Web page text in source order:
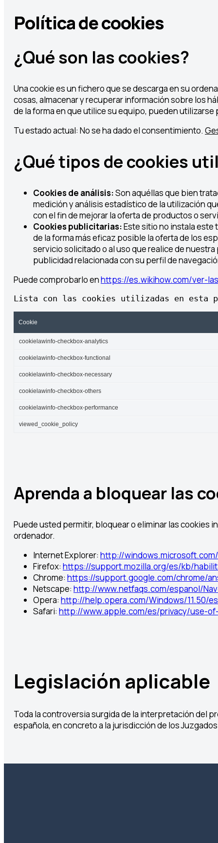
Política de cookies
¿Qué son las cookies?
Una cookie es un fichero que se descarga en su
cosas, almacenar y recuperar información sobre los
de la forma en que utilice su equipo, pueden utilizarse
Tu estado actual: No se ha dado el consentimiento.
¿Qué tipos de cookies
Cookies de análisis:Son aquéllas que bien
medición y análisis estadístico de la utilización
con el fin de mejorar la oferta de productos o
Cookies publicitarias:Este sitio no instala
de la forma más eficaz posible la oferta de los
servicio solicitado o al uso que realice de
publicidad relacionada con su perfil de
Puede comprobarlo enhttps://es.wikihow.com/ver-
Lista con las cookies utilizadas en esta
Cookie
cookielawinfo-checkbox-analytics
cookielawinfo-checkbox-functional
cookielawinfo-checkbox-necessary
cookielawinfo-checkbox-others
cookielawinfo-checkbox-performance
viewed_cookie_policy
Aprenda a bloquear las
Puede usted permitir, bloquear o eliminar las cookies
ordenador.
Internet Explorer: http://
Firefox: https://support.mozilla.org/es/kb/
Chrome: https://support.google.com/chrome/
Netscape: http://www.netfaqs.com/espanol/
Opera: http://help.opera.com/Windows/11.50/
Safari: http://www.apple.com/es/privacy/use-
Legislación aplicable
Toda la controversia surgida de la interpretación del
española, en concreto a la jurisdicción de los